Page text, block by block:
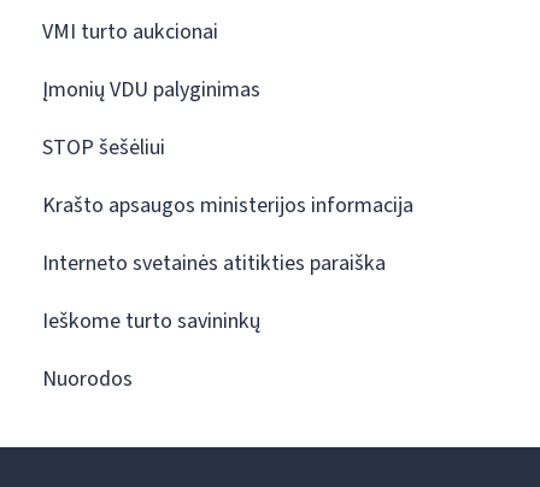
VMI turto aukcionai
Įmonių VDU palyginimas
STOP šešėliui
Krašto apsaugos ministerijos informacija
Interneto svetainės atitikties paraiška
Ieškome turto savininkų
Nuorodos